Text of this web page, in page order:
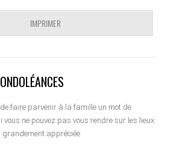
IMPRIMER
faire parvenir à la famille un mot de
vous ne pouvez pas vous rendre sur les lieux.
appréciée.